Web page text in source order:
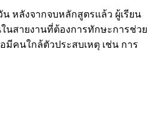
หลังจากจบหลักสูตรแล้ว ผู้เรียน
นสายงานที่ต้องการทักษะการช่วย
มีคนใกล้ตัวประสบเหตุ เช่น การ